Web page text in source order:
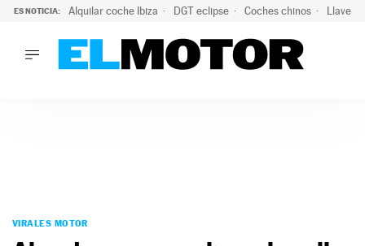
ES NOTICIA: Alquilar coche Ibiza DGT eclipse Coches chinos Llaves
PODCAST
VIRALES MOTOR